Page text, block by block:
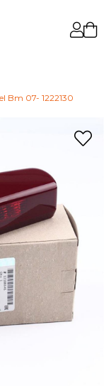
Bm 07- 1222130